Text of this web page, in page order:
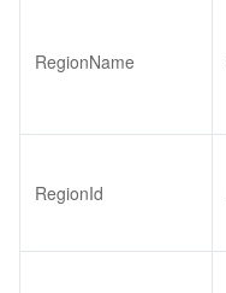
RegionName
RegionId